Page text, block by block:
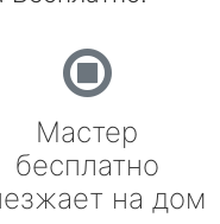
Мастер
бесплатно
на дом